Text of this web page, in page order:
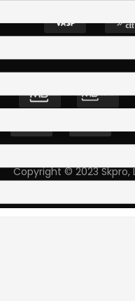
Copyright © 2023 Skpro,